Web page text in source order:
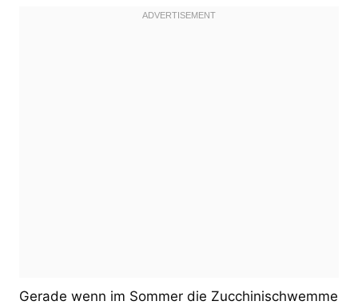
Gerade wenn im Sommer die Zucchinischwemme